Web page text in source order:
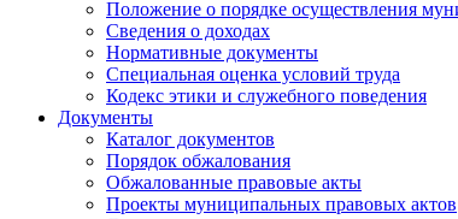
Положение о порядке осуществления
Сведения о доходах
Нормативные документы
Специальная оценка условий труда
Кодекс этики и служебного поведения
Документы
Каталог документов
Порядок обжалования
Обжалованные правовые акты
Проекты муниципальных правовых актов